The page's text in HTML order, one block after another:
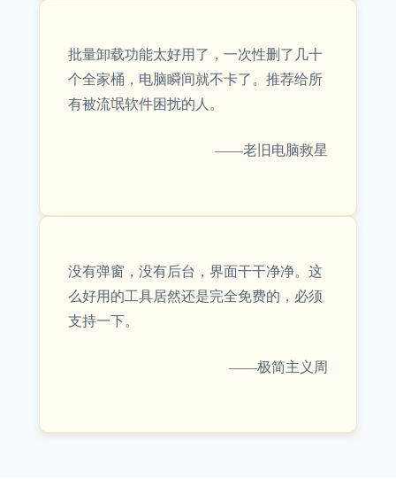
批量卸载功能太好用了，一次性删了几十
个全家桶，电脑瞬间就不卡了。推荐给所
有被流氓软件困扰的人。
——老旧电脑救星
没有弹窗，没有后台，界面干干净净。这
么好用的工具居然还是完全免费的，必须
支持一下。
——极简主义周